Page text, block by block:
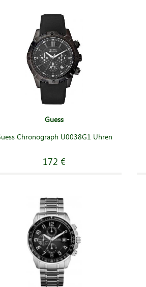
Guess
Chronograph U0038G1 Uhren
172 €